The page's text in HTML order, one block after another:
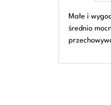
Małe i
średnio